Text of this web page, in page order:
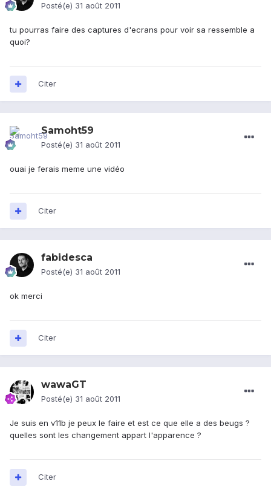
Posté(e) 31 août 2011
tu pourras faire des captures d'ecrans pour voir sa ressemble a
quoi?
Citer
Samoht59
Posté(e) 31 août 2011
ouai je ferais meme une vidéo
Citer
fabidesca
Posté(e) 31 août 2011
ok merci
Citer
wawaGT
Posté(e) 31 août 2011
Je suis en v11b je peux le faire et est ce que elle a des beugs ?
quelles sont les changement appart l'apparence ?
Citer